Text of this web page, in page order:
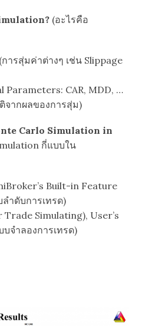
(อะไรคือ
ารสุ่มค่าต่างๆ เช่น Slippage
Parameters: CAR, MDD, …
จากผลของการสุ่ม)
Carlo Simulation in
กี่แบบใน
Built-in Feature
ำดับการเทรด)
Simulating), User’s
จำลองการเทรด)